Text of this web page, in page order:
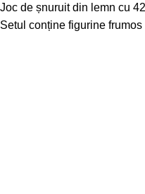
Joc de șnuruit din lemn cu
Setul conține figurine